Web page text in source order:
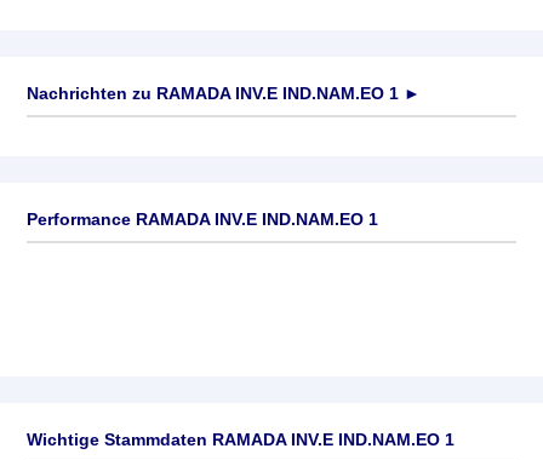
Nachrichten zu RAMADA INV.E IND.NAM.EO 1 ►
Performance RAMADA INV.E IND.NAM.EO 1
Wichtige Stammdaten RAMADA INV.E IND.NAM.EO 1